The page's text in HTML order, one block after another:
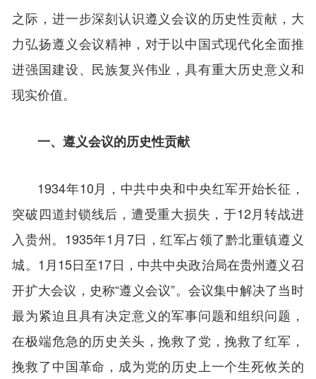
之际，进一步深刻认识遵义会议的历史性贡献，大
力弘扬遵义会议精神，对于以中国式现代化全面推
进强国建设、民族复兴伟业，具有重大历史意义和
现实价值。
一、遵义会议的历史性贡献
1934年10月，中共中央和中央红军开始长征，
突破四道封锁线后，遭受重大损失，于12月转战进
入贵州。1935年1月7日，红军占领了黔北重镇遵义
城。1月15日至17日，中共中央政治局在贵州遵义召
开扩大会议，史称“遵义会议”。会议集中解决了当时
最为紧迫且具有决定意义的军事问题和组织问题，
在极端危急的历史关头，挽救了党，挽救了红军，
挽救了中国革命，成为党的历史上一个生死攸关的